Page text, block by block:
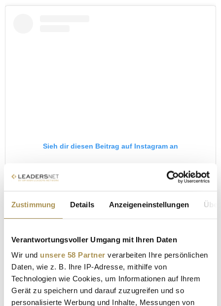
Zustimmung Details Anzeigeneinstellungen
Verantwortungsvoller Umgang mit Ihren Daten
Wir und unsere 58 Partner verarbeiten Ihre persönlichen
Daten, wie z. B. Ihre IP-Adresse, mithilfe von
Technologien wie Cookies, um Informationen auf Ihrem
Gerät zu speichern und darauf zuzugreifen und so
personalisierte Werbung und Inhalte, Messungen von
Sieh dir diesen Beitrag auf Instagram an
8. Praia da Falésia, Portugal